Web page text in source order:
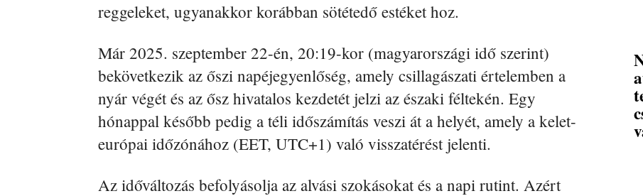
reggeleket, ugyanakkor korábban sötétedő estéket hoz.
Már 2025. szeptember 22-én, 20:19-kor (magyarországi idő szerint)
bekövetkezik az őszi napéjegyenlőség, amely csillagászati értelemben a
nyár végét és az ősz hivatalos kezdetét jelzi az északi féltekén. Egy
hónappal később pedig a téli időszámítás veszi át a helyét, amely a kelet-
európai időzónához (EET, UTC+1) való visszatérést jelenti.
Az időváltozás befolyásolja az alvási szokásokat és a napi rutint. Azért